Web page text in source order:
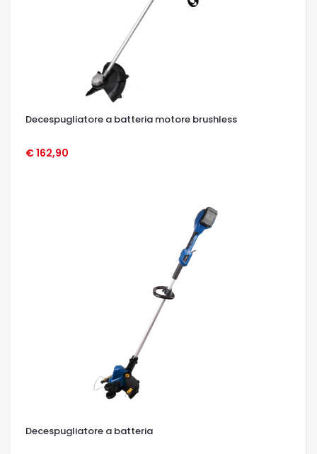
Decespugliatore a batteria motore brushless
€ 162,90
OCCHIATA VELOCE
Decespugliatore a batteria